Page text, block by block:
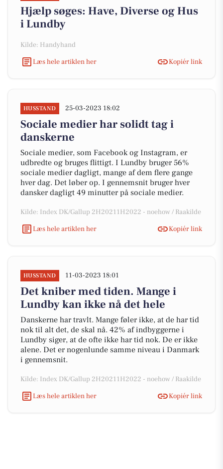
Hjælp søges: Have, Diverse og Hus
i Lundby
Kilde: Handyhand
Læs hele artiklen her
Kopiér link
HUSSTAND 25-03-2023 18:02
Sociale medier har solidt tag i
danskerne
Sociale medier, som Facebook og Instagram, er
udbredte og bruges flittigt. I Lundby bruger 56%
sociale medier dagligt, mange af dem flere gange
hver dag. Det løber op. I gennemsnit bruger hver
dansker dagligt 49 minutter på sociale medier.
Kilde: Index DK/Gallup 2H20211H2022 - noehow / Raakilde
Læs hele artiklen her
Kopiér link
HUSSTAND 11-03-2023 18:01
Det kniber med tiden. Mange i
Lundby kan ikke nå det hele
Danskerne har travlt. Mange føler ikke, at de har tid
nok til alt det, de skal nå. 42% af indbyggerne i
Lundby siger, at de ofte ikke har tid nok. De er ikke
alene. Det er nogenlunde samme niveau i Danmark
i gennemsnit.
Kilde: Index DK/Gallup 2H20211H2022 - noehow / Raakilde
Læs hele artiklen her
Kopiér link